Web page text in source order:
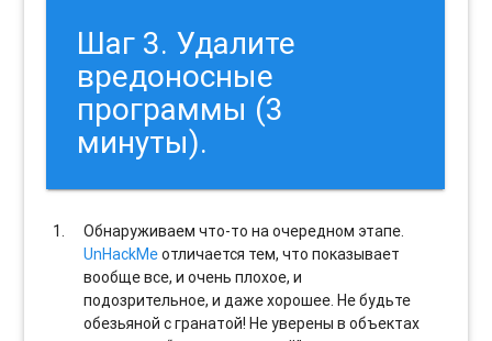
Шаг 3. Удалите
вредоносные
программы (3
минуты).
Обнаруживаем что-то на очередном этапе.
UnHackMeотличается тем, что показывает
вообще все, и очень плохое, и
подозрительное, и даже хорошее. Не будьте
обезьяной с гранатой! Не уверены в объектах